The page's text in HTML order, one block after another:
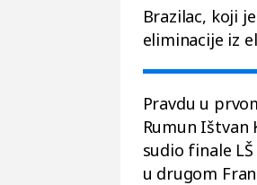
Brazilac, koji
eliminacije iz
Pravdu u
Rumun Ištvan
sudio finale
u drugom